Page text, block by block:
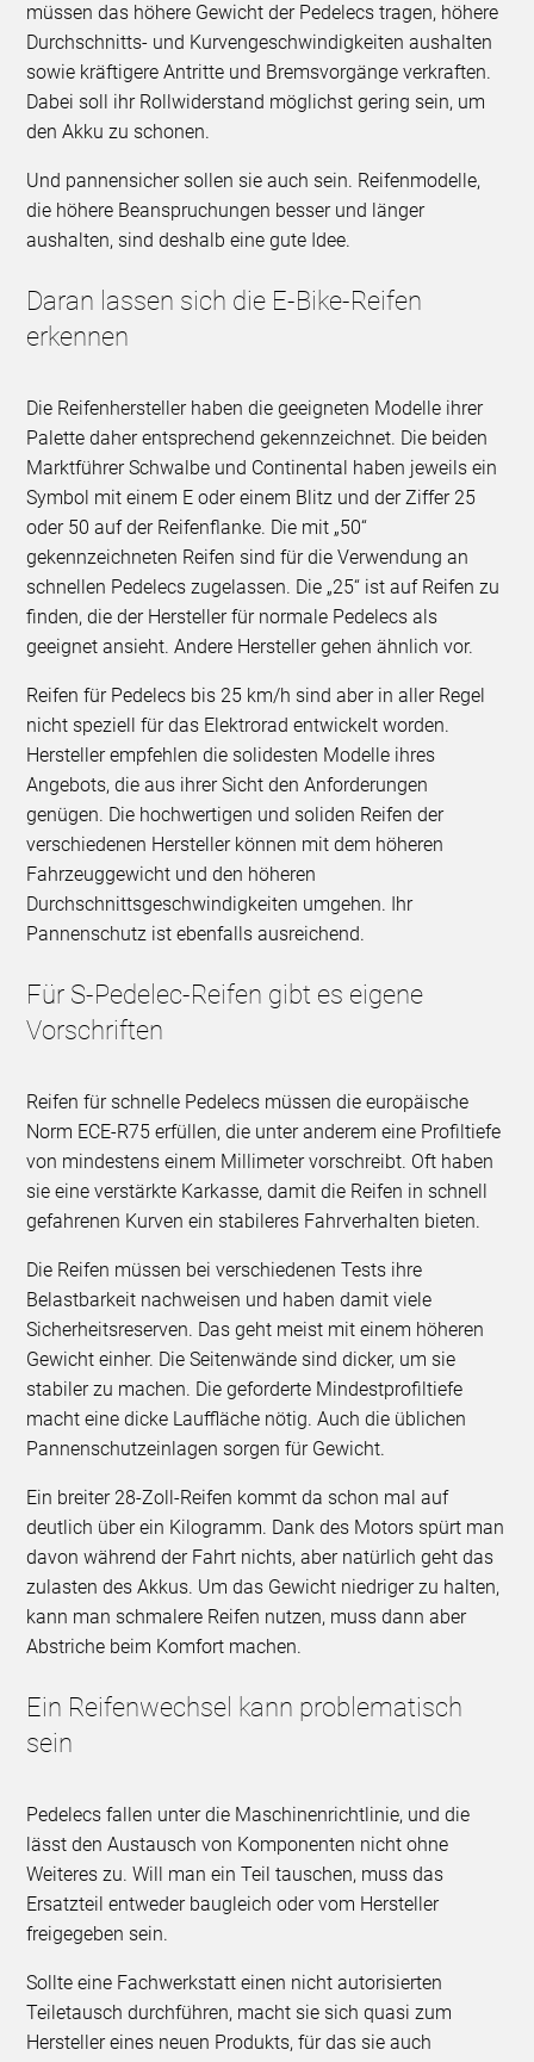
müssen das höhere Gewicht der Pedelecs tragen, höhere
Durchschnitts- und Kurvengeschwindigkeiten aushalten
sowie kräftigere Antritte und Bremsvorgänge verkraften.
Dabei soll ihr Rollwiderstand möglichst gering sein, um
den Akku zu schonen.
Und pannensicher sollen sie auch sein. Reifenmodelle,
die höhere Beanspruchungen besser und länger
aushalten, sind deshalb eine gute Idee.
Daran lassen sich die E-Bike-Reifen
erkennen
Die Reifenhersteller haben die geeigneten Modelle ihrer
Palette daher entsprechend gekennzeichnet. Die beiden
Marktführer Schwalbe und Continental haben jeweils ein
Symbol mit einem E oder einem Blitz und der Ziffer 25
oder 50 auf der Reifenflanke. Die mit „50“
gekennzeichneten Reifen sind für die Verwendung an
schnellen Pedelecs zugelassen. Die „25“ ist auf Reifen zu
finden, die der Hersteller für normale Pedelecs als
geeignet ansieht. Andere Hersteller gehen ähnlich vor.
Reifen für Pedelecs bis 25 km/h sind aber in aller Regel
nicht speziell für das Elektrorad entwickelt worden.
Hersteller empfehlen die solidesten Modelle ihres
Angebots, die aus ihrer Sicht den Anforderungen
genügen. Die hochwertigen und soliden Reifen der
verschiedenen Hersteller können mit dem höheren
Fahrzeuggewicht und den höheren
Durchschnittsgeschwindigkeiten umgehen. Ihr
Pannenschutz ist ebenfalls ausreichend.
Für S-Pedelec-Reifen gibt es eigene
Vorschriften
Reifen für schnelle Pedelecs müssen die europäische
Norm ECE-R75 erfüllen, die unter anderem eine Profiltiefe
von mindestens einem Millimeter vorschreibt. Oft haben
sie eine verstärkte Karkasse, damit die Reifen in schnell
gefahrenen Kurven ein stabileres Fahrverhalten bieten.
Die Reifen müssen bei verschiedenen Tests ihre
Belastbarkeit nachweisen und haben damit viele
Sicherheitsreserven. Das geht meist mit einem höheren
Gewicht einher. Die Seitenwände sind dicker, um sie
stabiler zu machen. Die geforderte Mindestprofiltiefe
macht eine dicke Lauffläche nötig. Auch die üblichen
Pannenschutzeinlagen sorgen für Gewicht.
Ein breiter 28-Zoll-Reifen kommt da schon mal auf
deutlich über ein Kilogramm. Dank des Motors spürt man
davon während der Fahrt nichts, aber natürlich geht das
zulasten des Akkus. Um das Gewicht niedriger zu halten,
kann man schmalere Reifen nutzen, muss dann aber
Abstriche beim Komfort machen.
Ein Reifenwechsel kann problematisch
sein
Pedelecs fallen unter die Maschinenrichtlinie, und die
lässt den Austausch von Komponenten nicht ohne
Weiteres zu. Will man ein Teil tauschen, muss das
Ersatzteil entweder baugleich oder vom Hersteller
freigegeben sein.
Sollte eine Fachwerkstatt einen nicht autorisierten
Teiletausch durchführen, macht sie sich quasi zum
Hersteller eines neuen Produkts, für das sie auch